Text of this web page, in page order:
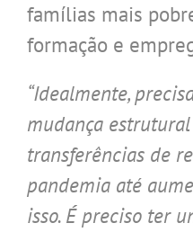
famílias mais
formação e
“Idealmente,
mudança
transferências de
pandemia até
isso. É preciso ter